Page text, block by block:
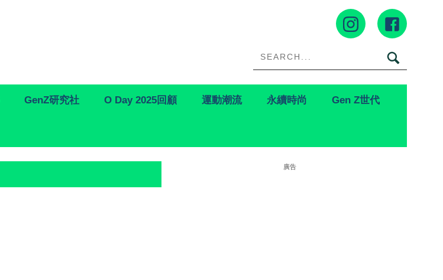
GenZ研究社 O Day 2025回顧 運動潮流 永續時尚 Gen Z世代
廣告